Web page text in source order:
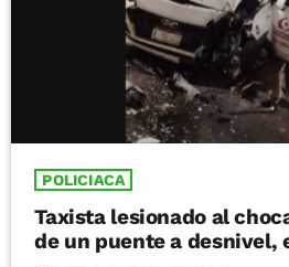
POLICIACA
Taxista lesionado al
de un puente a desnivel,